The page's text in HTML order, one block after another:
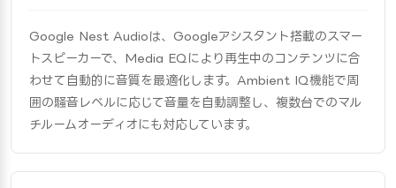
Google Nest Audioは、Googleアシスタント搭載のスマー
トスピーカーで、Media EQにより再生中のコンテンツに合
わせて自動的に音質を最適化します。Ambient IQ機能で周
囲の騒音レベルに応じて音量を自動調整し、複数台でのマル
チルームオーディオにも対応しています。